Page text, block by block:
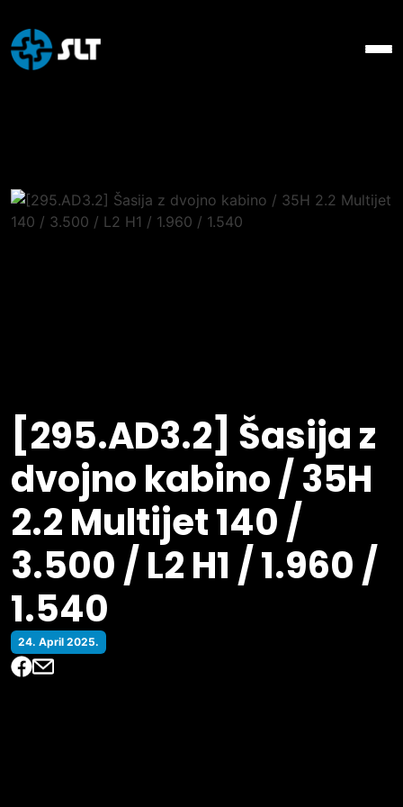
[295.AD3.2] Šasija z
dvojno kabino / 35H
2.2 Multijet 140 /
3.500 / L2 H1 / 1.960 /
1.540
24. April 2025.